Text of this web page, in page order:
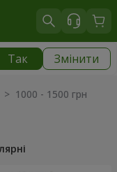
Так Змінити
> 1000 - 1500 грн